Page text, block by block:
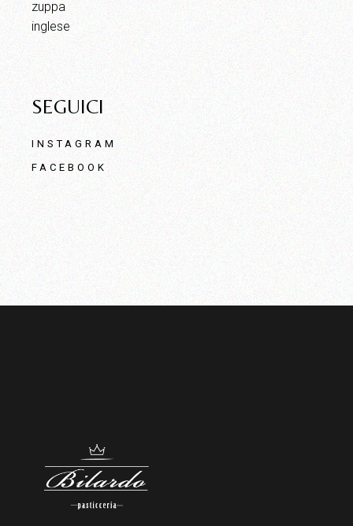
da
8,00 €
a
27,00 €
SEGUICI
INSTAGRAM
FACEBOOK